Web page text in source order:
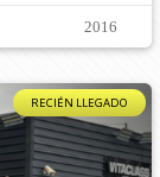
2016
RECIÉN LLEGADO